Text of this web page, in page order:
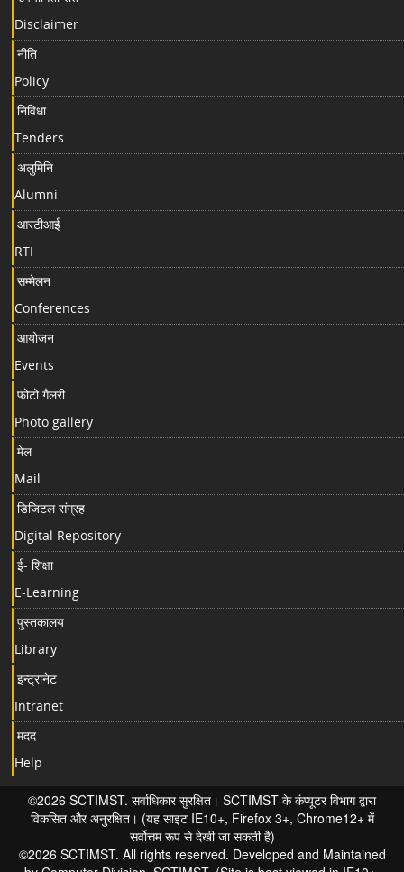
Disclaimer
नीति
Policy
निविधा
Tenders
अलुमिनि
Alumni
आरटीआई
RTI
सम्मेलन
Conferences
आयोजन
Events
फोटो गैलरी
Photo gallery
मेल
Mail
डिजिटल संग्रह
Digital Repository
ई- शिक्षा
E-Learning
पुस्तकालय
Library
इन्ट्रानेट
Intranet
मदद
Help
©2026 SCTIMST. सर्वाधिकार सुरक्षित। SCTIMST के कंप्यूटर विभाग द्वारा
विकसित और अनुरक्षित। (यह साइट IE10+, Firefox 3+, Chrome12+ में
सर्वोत्तम रूप से देखी जा सकती है)
©2026 SCTIMST. All rights reserved. Developed and Maintained